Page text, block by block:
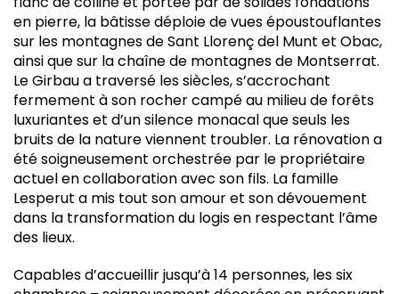
en pierre, la bâtisse déploie de vues époustouflantes
sur les montagnes de Sant Llorenç del Munt et Obac,
ainsi que sur la chaîne de montagnes de Montserrat.
Le Girbau a traversé les siècles, s’accrochant
fermement à son rocher campé au milieu de forêts
luxuriantes et d’un silence monacal que seuls les
bruits de la nature viennent troubler. La rénovation a
été soigneusement orchestrée par le propriétaire
actuel en collaboration avec son fils. La famille
Lesperut a mis tout son amour et son dévouement
dans la transformation du logis en respectant l’âme
des lieux.
Capables d’accueillir jusqu’à 14 personnes, les six